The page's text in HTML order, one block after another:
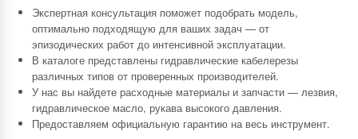
Экспертная консультация поможет подобрать модель,
оптимально подходящую для ваших задач — от
эпизодических работ до интенсивной эксплуатации.
В каталоге представлены гидравлические кабелерезы
различных типов от проверенных производителей.
У нас вы найдете расходные материалы и запчасти — лезвия,
гидравлическое масло, рукава высокого давления.
Предоставляем официальную гарантию на весь инструмент.